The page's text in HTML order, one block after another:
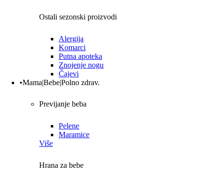
Ostali sezonski proizvodi
Alergija
Komarci
Putna apoteka
Znojenje nogu
Čajevi
•Mama|Bebe|Polno zdrav.
Previjanje beba
Pelene
Maramice
Više
Hrana za bebe